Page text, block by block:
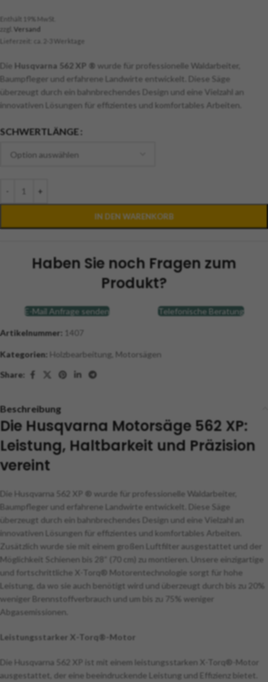
Enthält 19% MwSt.
zzgl. Versand
Lieferzeit: ca. 2-3 Werktage
Die Husqvarna 562 XP ® wurde für professionelle Waldarbeiter,
Baumpfleger und erfahrene Landwirte entwickelt. Diese Säge
überzeugt durch ein bahnbrechendes Design und eine Vielzahl an
innovativen Lösungen für effizientes und komfortables Arbeiten.
SCHWERTLÄNGE
+
IN DEN WARENKORB
Haben Sie noch Fragen zum
Produkt?
E-Mail Anfrage senden Telefonische Beratung
Artikelnummer: 1407
Kategorien: Holzbearbeitung Motorsägen
Share:
Beschreibung
Die Husqvarna Motorsäge 562 XP:
Leistung, Haltbarkeit und Präzision
vereint
Die Husqvarna 562 XP ® wurde für professionelle Waldarbeiter,
Baumpfleger und erfahrene Landwirte entwickelt. Diese Säge
überzeugt durch ein bahnbrechendes Design und eine Vielzahl an
innovativen Lösungen für effizientes und komfortables Arbeiten.
Zusätzlich wurde sie mit einem großen Luftfilter ausgestattet und der
Möglichkeit Schienen bis 28“ (70 cm) zu montieren. Unsere einzigartige
und fortschrittliche X-Torq® Motorentechnologie sorgt für hohe
Leistung, da wo sie auch benötigt wird und überzeugt durch bis zu 20%
weniger Brennstoffverbrauch und um bis zu 75% weniger
Abgasemissionen.
Leistungsstarker X-Torq®-Motor
Die Husqvarna 562 XP ist mit einem leistungsstarken X-Torq®-Motor
ausgestattet, der eine beeindruckende Leistung und Effizienz bietet.